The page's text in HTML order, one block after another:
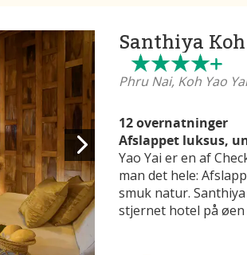
Santhiya
Phru Nai, Koh Yao Yai
12 overnatninger
Afslappet luksus,
Yao Yai er en af
man det hele:
smuk natur.
stjernet hotel på øen